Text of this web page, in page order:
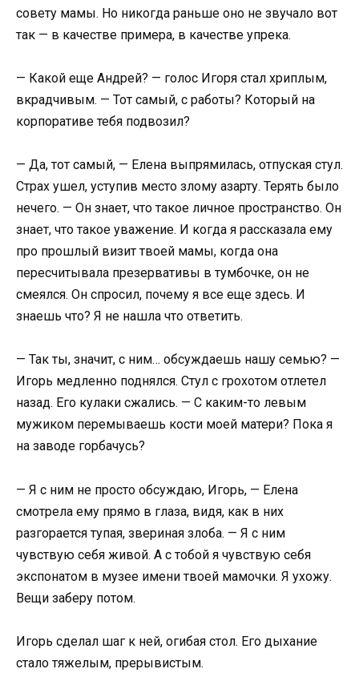
совету мамы. Но никогда раньше оно не звучало вот
так — в качестве примера, в качестве упрека.
— Какой еще Андрей? — голос Игоря стал хриплым,
вкрадчивым. — Тот самый, с работы? Который на
корпоративе тебя подвозил?
— Да, тот самый, — Елена выпрямилась, отпуская стул.
Страх ушел, уступив место злому азарту. Терять было
нечего. — Он знает, что такое личное пространство. Он
знает, что такое уважение. И когда я рассказала ему
про прошлый визит твоей мамы, когда она
пересчитывала презервативы в тумбочке, он не
смеялся. Он спросил, почему я все еще здесь. И
знаешь что? Я не нашла что ответить.
— Так ты, значит, с ним… обсуждаешь нашу семью? —
Игорь медленно поднялся. Стул с грохотом отлетел
назад. Его кулаки сжались. — С каким-то левым
мужиком перемываешь кости моей матери? Пока я
на заводе горбачусь?
— Я с ним не просто обсуждаю, Игорь, — Елена
смотрела ему прямо в глаза, видя, как в них
разгорается тупая, звериная злоба. — Я с ним
чувствую себя живой. А с тобой я чувствую себя
экспонатом в музее имени твоей мамочки. Я ухожу.
Вещи заберу потом.
Игорь сделал шаг к ней, огибая стол. Его дыхание
стало тяжелым, прерывистым.